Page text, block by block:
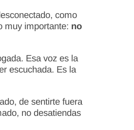
como
muy importante: no
Esa voz es la
escuchada. Es la
de sentirte fuera
no desatiendas